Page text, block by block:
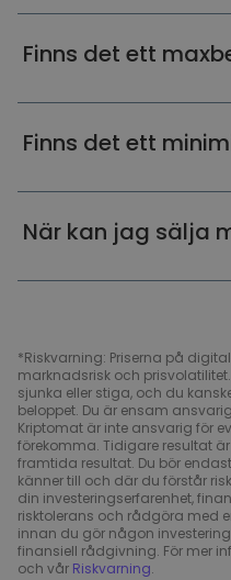
Finns det ett
Finns det ett
När kan jag sälja
*Riskvarning: Priserna på
marknadsrisk och
sjunka eller stiga, och du
beloppet. Du är ensam
Kriptomat är inte ansvarig för
förekomma. Tidigare resultat
framtida resultat. Du bör
känner till och där du förstår
din investeringserfarenhet,
risktolerans och rådgöra med
innan du gör någon
finansiell rådgivning. För mer
och vår Riskvarning.